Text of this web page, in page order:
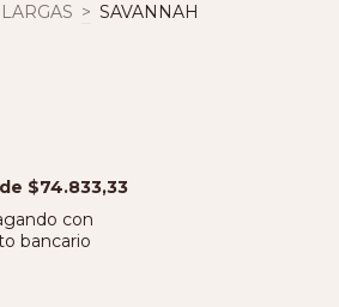
> SAVANNAH
$74.833,33
con
bancario